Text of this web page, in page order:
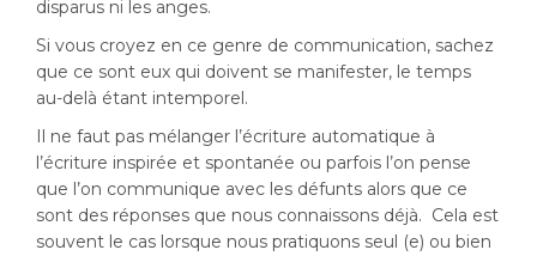
disparus ni les anges.
Si vous croyez en ce genre de communication, sachez
que ce sont eux qui doivent se manifester, le temps
au-delà étant intemporel.
Il ne faut pas mélanger l’écriture automatique à
l’écriture inspirée et spontanée ou parfois l’on pense
que l’on communique avec les défunts alors que ce
sont des réponses que nous connaissons déjà. Cela est
souvent le cas lorsque nous pratiquons seul (e) ou bien